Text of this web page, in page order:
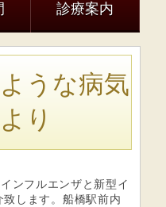
診療案内
うな病気
り
ンフルエンザと新型イ
します。船橋駅前内